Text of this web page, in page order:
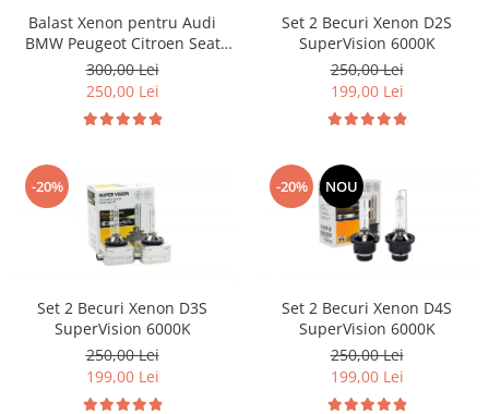
Balast Xenon pentru Audi
BMW Peugeot Citroen Seat
Volkswagen Volvo Renault
300,00 Lei
250,00 Lei
Set 2 Becuri Xenon D2S
SuperVision 6000K
250,00 Lei
199,00 Lei
-20%
Set 2 Becuri Xenon D3S
SuperVision 6000K
250,00 Lei
199,00 Lei
-20% NOU
Set 2 Becuri Xenon D4S
SuperVision 6000K
250,00 Lei
199,00 Lei